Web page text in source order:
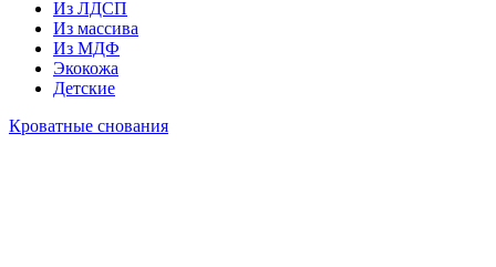
Из ЛДСП
Из массива
Из МДФ
Экокожа
Детские
Кроватные снования